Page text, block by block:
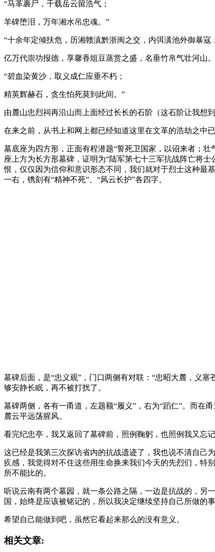
“马革裹尸，千载岳云留浩气；
羊碑堕泪，万年湘水吊忠魂。”
“十余年定倾扶危，历湘赣滇黔浙闽之交，内弭潢池外御暴寇；
亿万代崇功报德，享馨香俎豆蒸赏之盛，名垂竹帛气壮河山
“碧血染黄沙，取义成仁应垂不朽；
精英辉赫石，贪生怕死莫到此间。”
由麓山忠烈祠再沿山而上面经过长长的石阶（这石阶让我想
在来之前，从书上和网上都已经知道这里在文革的浩劫之中
墓底座为四方形，正面有程潜题“誓死卫国家，以诏来者；
座上方为长方形墓碑，证明为“陆军第七十三军抗战阵亡将
恨，仅仅因为信仰和意识形态不同，我们就对于烈士这种最
一右，镌刻有“精神不死”、“风云长护”各四字。
墓碑后面，是“忠义观”，门口两侧有对联：“忠昭大麓，义
够安静长眠，再不被打扰了。
墓碑两侧，各有一甬道，左题额“履义”，右为“蹈仁”。而在
麓云平远荡腥风。
看完纪忠亭，我又返回了墓碑前，照例鞠躬，也照例我又忘
这已经是我第三次探访省内的抗战遗迹了，我也说不清自己
疚感，我觉得对不住这些用生命换来我们今天的先烈们，特
所不能比的。
听说云南有两个墓园，就一条公路之隔，一边是抗战的，另
国，始终是应该被铭记的，所以我决定继续坚持自己所做的
希望自己能做到吧，虽然它看起来那么的没有意义。
相关文章: